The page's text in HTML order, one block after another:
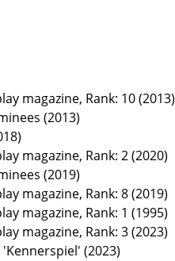
magazine, Rank: 10 (2013)
(2013)
magazine, Rank: 2 (2020)
(2019)
magazine, Rank: 8 (2019)
magazine, Rank: 1 (1995)
magazine, Rank: 3 (2023)
(2023)